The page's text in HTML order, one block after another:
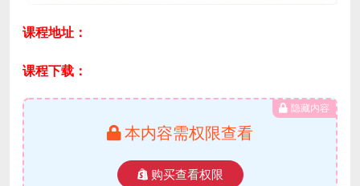
课程地址：
课程下载：
隐藏内容
本内容需权限查看
购买查看权限